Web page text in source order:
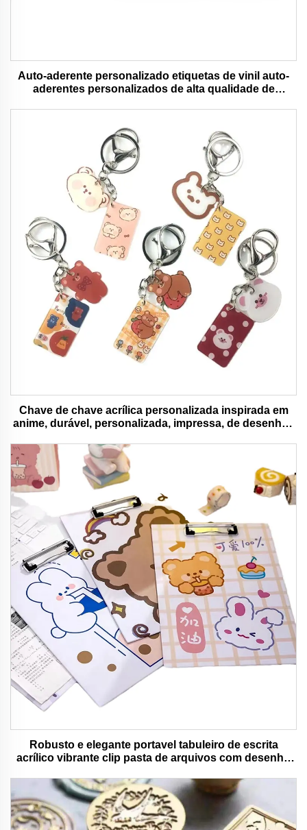
Auto-aderente personalizado etiquetas de vinil auto-
aderentes personalizados de alta qualidade de
Chave de chave acrílica personalizada inspirada em
anime, durável, personalizada, impressa, de desenhos
Robusto e elegante portavel tabuleiro de escrita
acrílico vibrante clip pasta de arquivos com desenho
escola